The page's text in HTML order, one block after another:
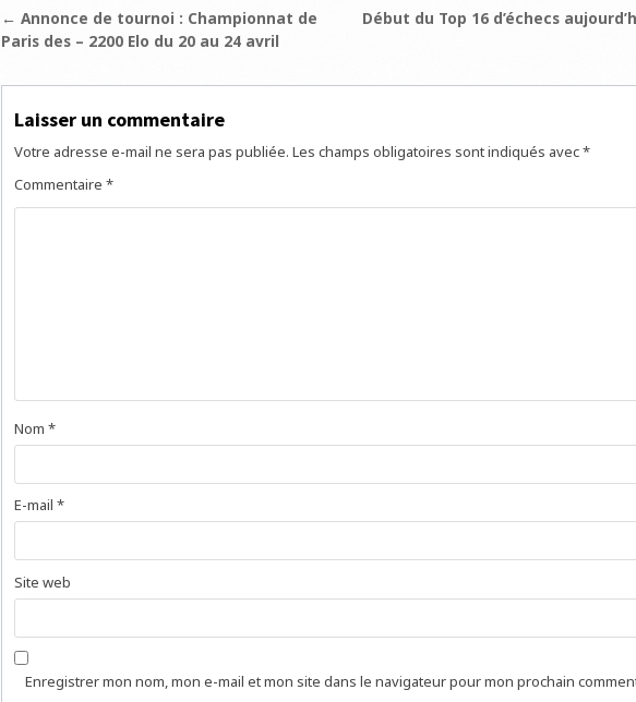
Navigation
de
l’article
Début du Top 16 d’échecs
← Annonce de tournoi : Championnat de
Paris des – 2200 Elo du 20 au 24 avril
Laisser un commentaire
Votre adresse e-mail ne sera pas publiée. Les champs obligatoires sont indiqués avec*
Commentaire *
Nom *
E-mail *
Site web
Enregistrer mon nom, mon e-mail et mon site dans le navigateur pour mon prochain